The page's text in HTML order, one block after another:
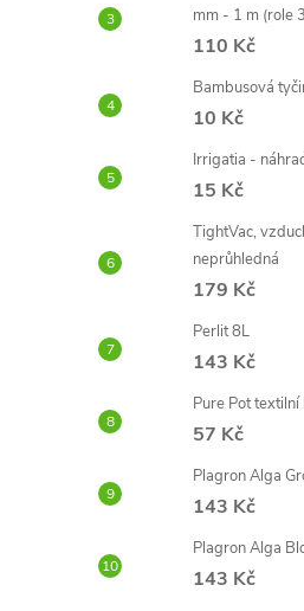
mm - 1 m (role
110 Kč
Bambusová
10 Kč
Irrigatia -
15 Kč
TightVac,
neprůhledná
179 Kč
Perlit 8L
143 Kč
Pure Pot
57 Kč
Plagron Alga
143 Kč
Plagron Alga
143 Kč